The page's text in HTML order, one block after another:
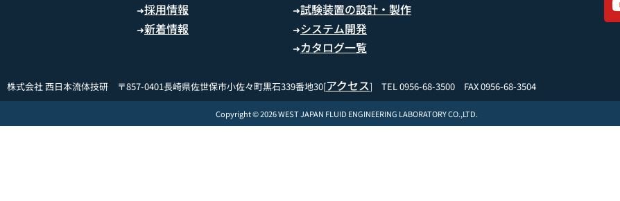
➜採用情報
➜新着情報
➜試験装置の設計・製作
➜システム開発
➜カタログ一覧
株式会社 西日本流体技研 〒857-0401長崎県佐世保市小佐々町黒石339番地30[アクセス] TEL 0956-68-3500 FAX 0956-68-3504
Copyright © 2026 WEST JAPAN FLUID ENGINEERING LABORATORY CO.,LTD.